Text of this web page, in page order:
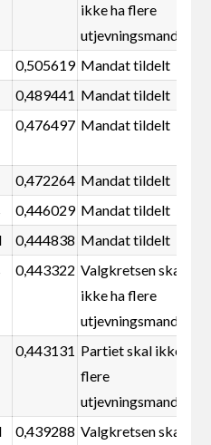
ikke ha flere
utjevningsmandater
0,505619 Mandat tildelt
0,489441 Mandat tildelt
0,476497 Mandat tildelt
0,472264 Mandat tildelt
0,446029 Mandat tildelt
0,444838 Mandat tildelt
0,443322 Valgkretsen skal
ikke ha flere
utjevningsmandater
0,443131 Partiet skal ikke ha
flere
utjevningsmandater
0,439288 Valgkretsen skal